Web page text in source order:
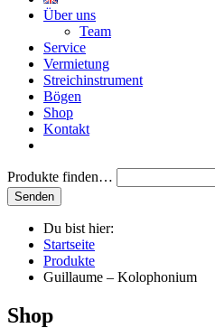
Über uns
Team
Service
Vermietung
Streichinstrument
Bögen
Shop
Kontakt
Produkte finden…
Du bist hier:
Startseite
Produkte
Guillaume – Kolophonium
Shop